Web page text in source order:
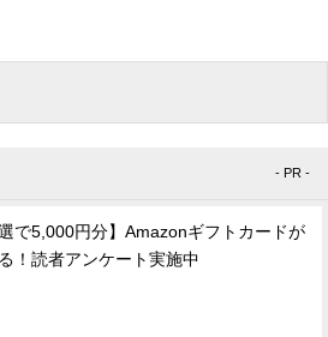
- PR -
選で5,000円分】Amazonギフトカードが
！読者アンケート実施中